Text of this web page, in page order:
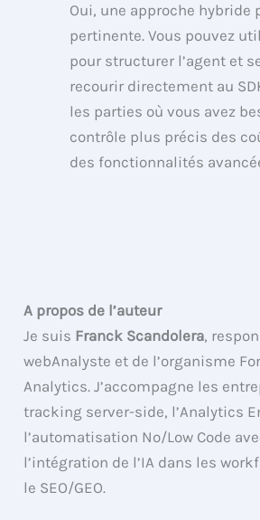
Oui, une approche hybride
pertinente. Vous pouvez
pour structurer l’agent et
recourir directement au
les parties où vous avez
contrôle plus précis des
des fonctionnalités
A propos de l’auteur
Je suis Franck Scandolera,
webAnalyste et de l’organisme
Analytics. J’accompagne les
tracking server-side, l’Analytics
l’automatisation No/Low Code
l’intégration de l’IA dans les
le SEO/GEO.